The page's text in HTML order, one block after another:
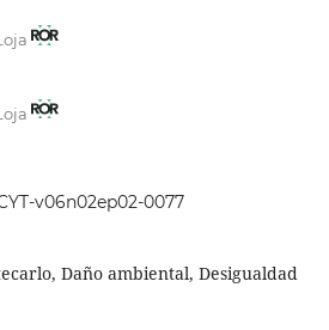
v06n02ep02-0077
Daño ambiental, Desigualdad